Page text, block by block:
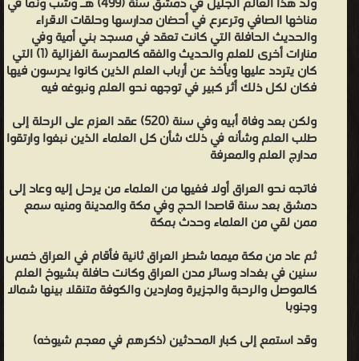
للثقافة والعلوم ❝ ❞ دار الفكر المعاصر ❝ ❞ دار الفكر ناشرون وموزعون ❝
❞ دار سنابل للتحقيق والطباعة والنشر ❝ ❞ المجلس الاعلي للشئون
الاسلاميه-البحرين- ❝ ❱
من تاريخ مدينة دمشق كتب تاريخ العالم العربي - مكتبة كتب التاريخ.
مناخها الصافي وترعرع في أحضان مدارسها وحلقات الاقراء
والحديث الحافلة التي كانت تعقد في مسجد بني أمية وفي
منارات أخرى للعلم والحديث والفقه كالمدرسة الغزالية (1) التي
كان يتردد عليها ويأخذ عن أرباب العلم الذين كانوا يدرسون فيها
فكان لكل ذلك أثر كبير في توجهه نحو العلم ونبوغه فيه
ولكن بعد وفاة أبيه وفي سنة (520) عقد العزم على الرحلة إلى
طلب العلم وشأنه في ذلك شأن كل العلماء الذين نبغوا وارتقوا
مدارج العلم والمعرفة
فاتجه نحو العراق أولا ففيها من العلماء من يرحل إليه وعاد إلى
دمشق بعد سنة قاصدا الحج وفي مكة والمدينة ومنيه سمع
ممن لقي من العلماء وحدث بمكة
ثم عاد من مكة ميمما شطر العراق ثانية فأقام في العراق خمس
سنين في بغداد وسائر مدن العراق وكانت حافلة بشيوخ العلم
كالموصل والرحبة والجزيرة وماردين والكوفة متنقلا بينها شمالا
وجنوبا
وقد استمع إلى كبار المحدثين (ذكرهم في معجم شيوخه)